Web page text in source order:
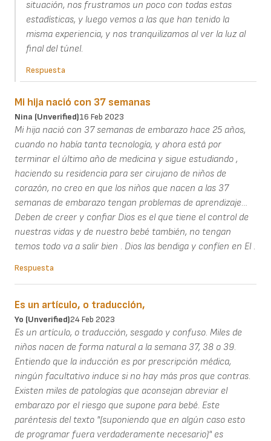
situación, nos frustramos un poco con todas estas
estadísticas, y luego vemos a las que han tenido la
misma experiencia, y nos tranquilizamos al ver la luz al
final del túnel.
Respuesta
Mi hija nació con 37 semanas
Nina (unverified)16 Feb 2023
Mi hija nació con 37 semanas de embarazo hace 25 años,
cuando no había tanta tecnología, y ahora está por
terminar el último año de medicina y sigue estudiando ,
haciendo su residencia para ser cirujano de niños de
corazón, no creo en que los niños que nacen a las 37
semanas de embarazo tengan problemas de aprendizaje…
Deben de creer y confiar Dios es el que tiene el control de
nuestras vidas y de nuestro bebé también, no tengan
temos todo va a salir bien . Dios las bendiga y confíen en El .
Respuesta
Es un artículo, o traducción,
Yo (unverified)24 Feb 2023
Es un artículo, o traducción, sesgado y confuso. Miles de
niños nacen de forma natural a la semana 37, 38 o 39.
Entiendo que la inducción es por prescripción médica,
ningún facultativo induce si no hay más pros que contras.
Existen miles de patologías que aconsejan abreviar el
embarazo por el riesgo que supone para bebé. Este
paréntesis del texto "(suponiendo que en algún caso esto
de programar fuera verdaderamente necesario)" es